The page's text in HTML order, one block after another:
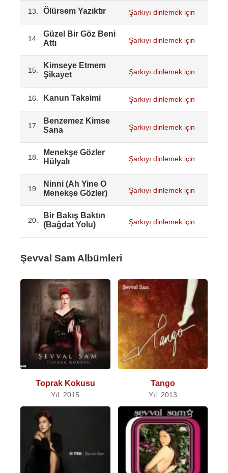
13. Ölürsem Yazıktır Şarkıyı dinlemek için
14.
Güzel Bir Göz Beni
Attı
Şarkıyı dinlemek için
15.
Kimseye Etmem
Şikayet
Şarkıyı dinlemek için
16. Kanun Taksimi Şarkıyı dinlemek için
17.
Benzemez Kimse
Sana
Şarkıyı dinlemek için
18.
Menekşe Gözler
Hülyalı
Şarkıyı dinlemek için
19.
Ninni (Ah Yine O
Menekşe Gözler)
Şarkıyı dinlemek için
20.
Bir Bakış Baktın
(Bağdat Yolu)
Şarkıyı dinlemek için
Şevval Sam Albümleri
Toprak Kokusu
Yıl: 2015
Tango
Yıl: 2013